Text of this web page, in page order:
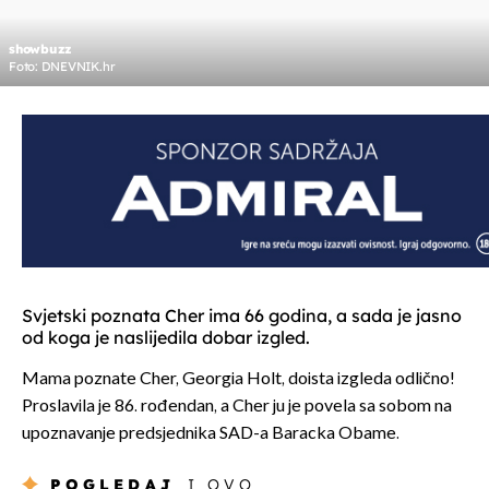
showbuzz
Foto: DNEVNIK.hr
Svjetski poznata Cher ima 66 godina, a sada je jasno
od koga je naslijedila dobar izgled.
Mama poznate Cher, Georgia Holt, doista izgleda odlično!
Proslavila je 86. rođendan, a Cher ju je povela sa sobom na
upoznavanje predsjednika SAD-a Baracka Obame.
POGLEDAJ I OVO